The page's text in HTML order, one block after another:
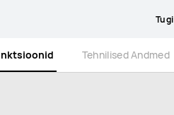
Tugi
Tehnilised Andmed